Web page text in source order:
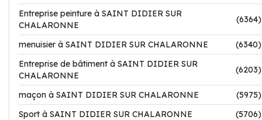
Entreprise peinture à SAINT DIDIER SUR
CHALARONNE
(6364)
menuisier à SAINT DIDIER SUR CHALARONNE
(6340)
Entreprise de bâtiment à SAINT DIDIER SUR
CHALARONNE
(6203)
maçon à SAINT DIDIER SUR CHALARONNE
(5975)
Sport à SAINT DIDIER SUR CHALARONNE
(5706)